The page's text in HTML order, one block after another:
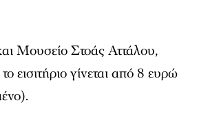
Μουσείο Στοάς Αττάλου,
εισιτήριο γίνεται από 8 ευρώ